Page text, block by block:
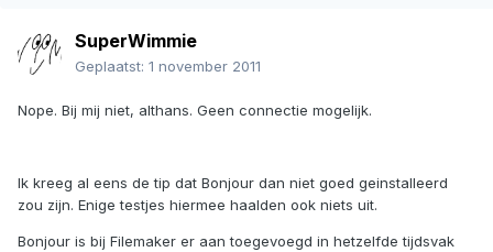
SuperWimmie
Geplaatst: 1 november 2011
Nope. Bij mij niet, althans. Geen connectie mogelijk.
Ik kreeg al eens de tip dat Bonjour dan niet goed geinstalleerd
zou zijn. Enige testjes hiermee haalden ook niets uit.
Bonjour is bij Filemaker er aan toegevoegd in hetzelfde tijdsvak